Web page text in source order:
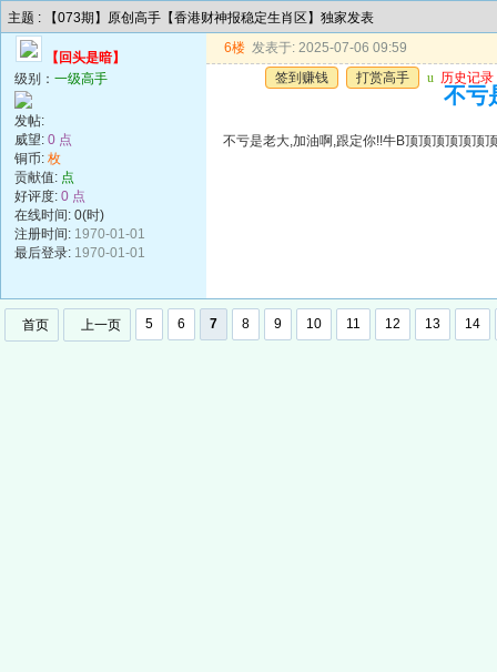
主题 : 【073期】原创高手【香港财神报稳定生肖区】独家发表
【回头是暗】
级别： 一级高手
发帖:
威望: 0 点
铜币: 枚
贡献值: 点
好评度: 0 点
在线时间: 0(时)
注册时间: 1970-01-01
最后登录: 1970-01-01
6楼 发表于: 2025-07-06 09:59
签到赚钱
打赏高手 u 历史记录
不亏
不亏是老大,加油啊,跟定你!!牛B顶顶顶顶顶顶
首页 上一页 5 6 7 8 9 10 11 12 13 14